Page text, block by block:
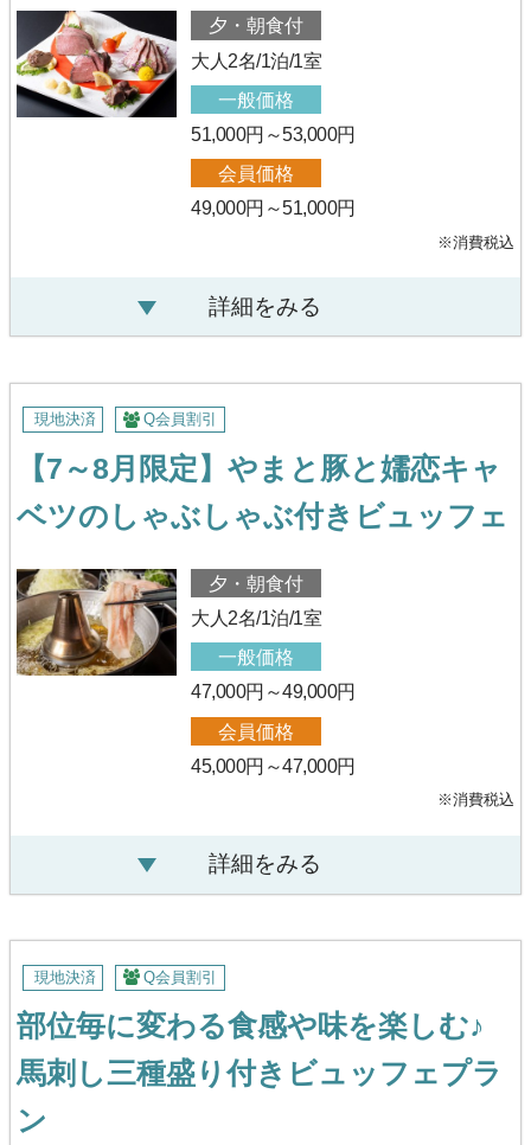
夕・朝食付
大人2名/1泊/1室
一般価格
51,000円～53,000円
会員価格
49,000円～51,000円
※消費税込
詳細をみる
現地決済 Q会員割引
【7～8月限定】やまと豚と嬬恋キャ
ベツのしゃぶしゃぶ付きビュッフェ
夕・朝食付
大人2名/1泊/1室
一般価格
47,000円～49,000円
会員価格
45,000円～47,000円
※消費税込
詳細をみる
現地決済 Q会員割引
部位毎に変わる食感や味を楽しむ♪
馬刺し三種盛り付きビュッフェプラ
ン